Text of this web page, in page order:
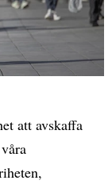
att avskaffa